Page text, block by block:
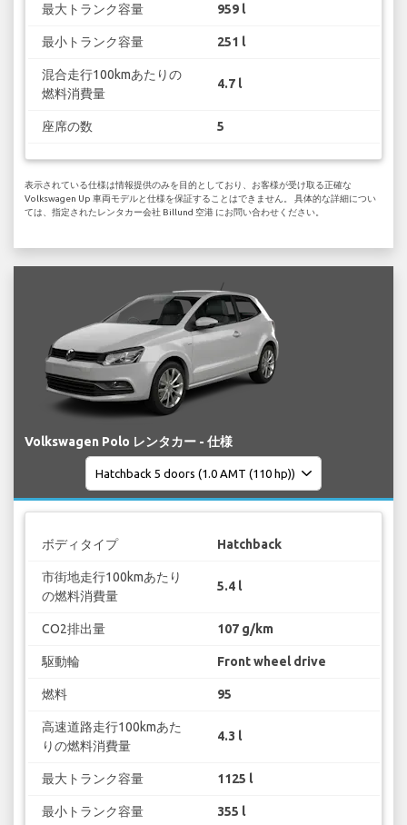
最大トランク容量 959 l
最小トランク容量 251 l
混合走行100kmあたりの
燃料消費量
4.7 l
座席の数 5
表示されている仕様は情報提供のみを目的としており、お客様が受け取る正確な
Volkswagen Up 車両モデルと仕様を保証することはできません。 具体的な詳細につい
ては、指定されたレンタカー会社 Billund 空港 にお問い合わせください。
Volkswagen Polo レンタカー - 仕様
ボディタイプ Hatchback
市街地走行100kmあたり
の燃料消費量
5.4 l
CO2排出量 107 g/km
駆動輪 Front wheel drive
燃料 95
高速道路走行100kmあた
りの燃料消費量
4.3 l
最大トランク容量 1125 l
最小トランク容量 355 l